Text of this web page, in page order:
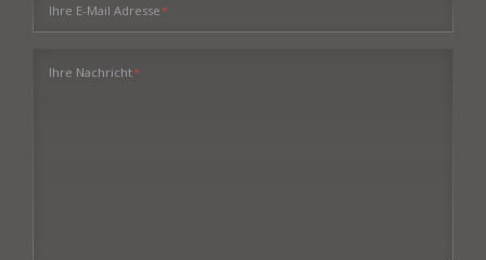
Pflichtfeld
Ihre E-Mail Adresse*
Pflichtfeld
Ihre Nachricht*